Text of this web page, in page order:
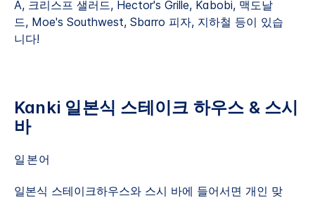
A, 크리스프 샐러드, Hector's Grille, Kabobi, 맥도날
드, Moe's Southwest, Sbarro 피자, 지하철 등이 있습
니다!
Kanki 일본식 스테이크 하우스 & 스시
바
일본어
일본식 스테이크하우스와 스시 바에 들어서면 개인 맞